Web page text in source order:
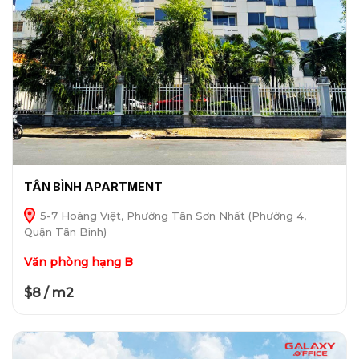
TÂN BÌNH APARTMENT
5-7 Hoàng Việt, Phường Tân Sơn Nhất (Phường 4,
Quận Tân Bình)
Văn phòng hạng B
$8 / m2